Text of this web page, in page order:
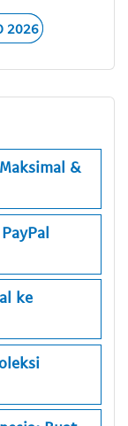
2026
&
ke